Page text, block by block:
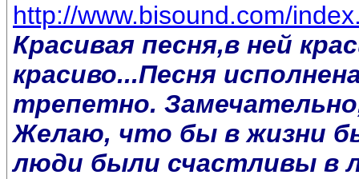
http://www.bisound.com/
Красивая песня,в ней
красиво...Песня
трепетно.
Желаю, что бы в жизни
люди были счастливы в